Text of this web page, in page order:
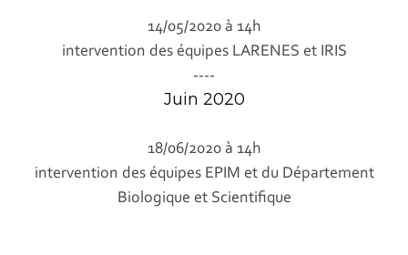
14/05/2020 à 14h
intervention des équipes LARENES et IRIS
----
Juin 2020
18/06/2020 à 14h
intervention des équipes EPIM et du Département
Biologique et Scientifique